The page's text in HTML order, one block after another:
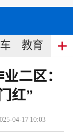
教育 食
二区：
红”
-04-17 10:03